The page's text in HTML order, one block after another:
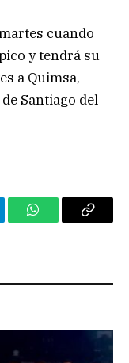
cuando
y tendrá su
a Quimsa,
Santiago del
WhatsAppCopy